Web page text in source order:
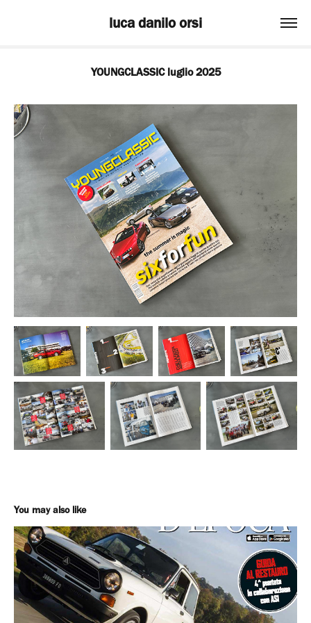
luca danilo orsi
YOUNGCLASSIC luglio 2025
You may also like